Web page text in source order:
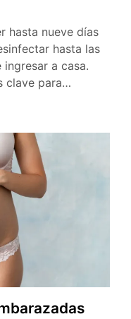
hasta nueve días
hasta las
a casa.
clave para…